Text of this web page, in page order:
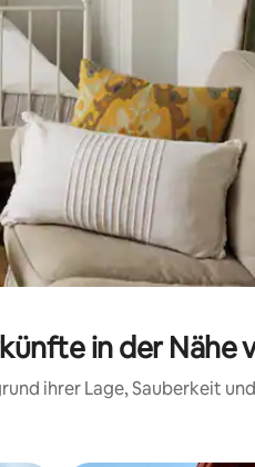
in der Nähe
ihrer Lage, Sauberkeit